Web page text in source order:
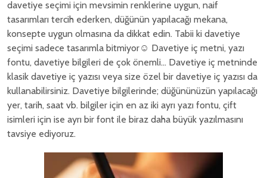
davetiye seçimi için mevsimin renklerine uygun, naif
tasarımları tercih ederken, düğünün yapılacağı mekana,
konsepte uygun olmasına da dikkat edin. Tabii ki davetiye
seçimi sadece tasarımla bitmiyor☺ Davetiye iç metni, yazı
fontu, davetiye bilgileri de çok önemli... Davetiye iç metninde
klasik davetiye iç yazısı veya size özel bir davetiye iç yazısı da
kullanabilirsiniz. Davetiye bilgilerinde; düğününüzün yapılacağı
yer, tarih, saat vb. bilgiler için en az iki ayrı yazı fontu, çift
isimleri için ise ayrı bir font ile biraz daha büyük yazılmasını
tavsiye ediyoruz.